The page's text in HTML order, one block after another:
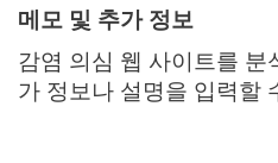
메모 및 추가 정보
감염 의심 웹 사이트를 분
가 정보나 설명을 입력할